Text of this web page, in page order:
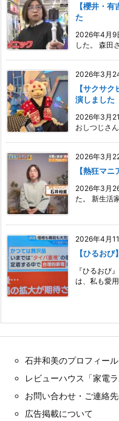
【櫻井・
た
2026年4月9
した。 森田
2026年3月
【サクサ
演しました
2026年3月
おしつじさ
2026年3月
【熱狂マ
2026年3月
た。 新生活
2026年4月
【ひるお
『ひるおび
は、私も愛
石井和美のプロフィール
レビューハウス「家電
お問い合わせ・ご連絡
広告掲載について